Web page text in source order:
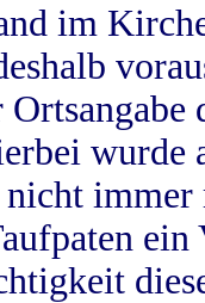
im
wurde